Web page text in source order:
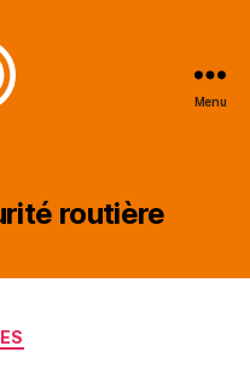
Menu
routière